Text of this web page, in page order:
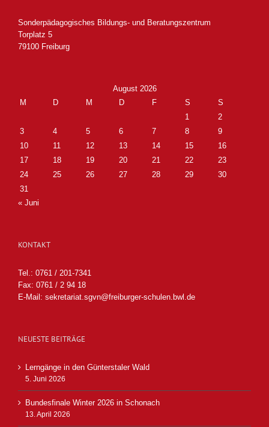
Sonderpädagogisches Bildungs- und Beratungszentrum
Torplatz 5
79100 Freiburg
August 2026
M
D M D F S
S
1
2
3
4 5 6 7 8
9
10
11 12 13 14 15
16
17
18 19 20 21 22
23
24
25 26 27 28 29
30
31
« Juni
KONTAKT
Tel.: 0761 / 201-7341
Fax: 0761 / 2 94 18
E-Mail: sekretariat.sgvn@freiburger-schulen.bwl.de
NEUESTE BEITRÄGE
Lerngänge in den Günterstaler Wald
5. Juni 2026
Bundesfinale Winter 2026 in Schonach
13. April 2026